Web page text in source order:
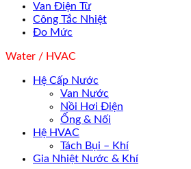
Van Điện Từ
Công Tắc Nhiệt
Đo Mức
Water / HVAC
Hệ Cấp Nước
Van Nước
Nồi Hơi Điện
Ống & Nối
Hệ HVAC
Tách Bụi – Khí
Gia Nhiệt Nước & Khí